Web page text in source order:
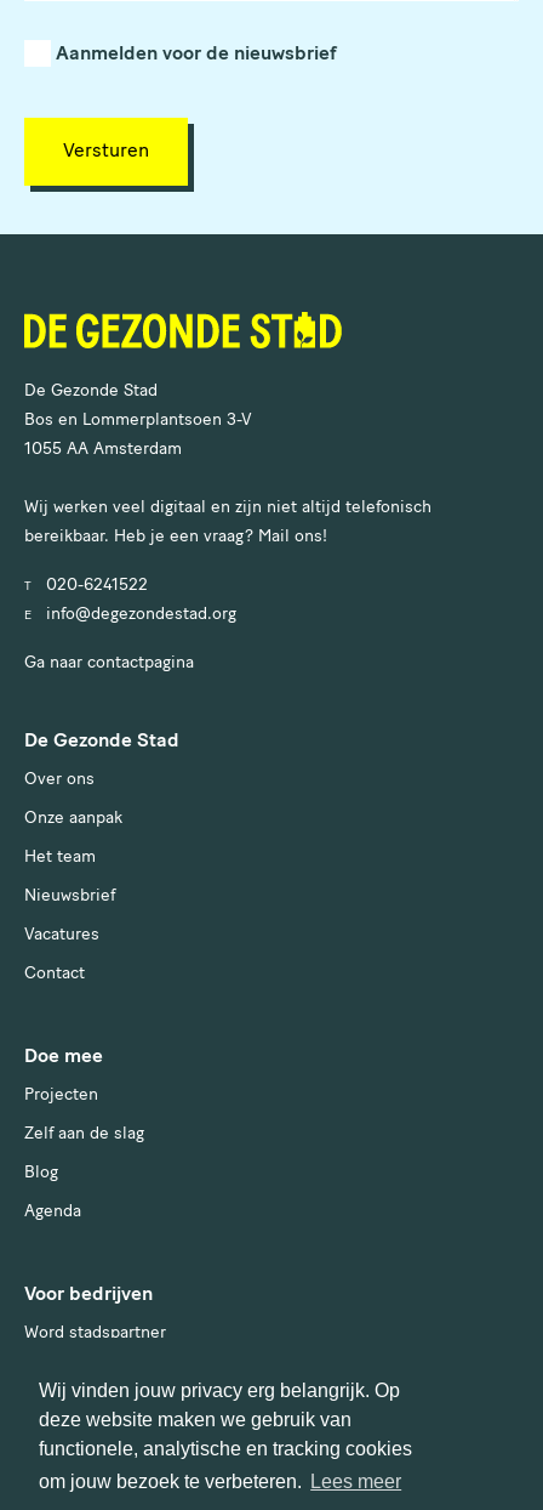
Wij vinden jouw privacy erg belangrijk. Op
deze website maken we gebruik van
functionele, analytische en tracking cookies
om jouw bezoek te verbeteren.
Lees meer
Aanmelden voor de nieuwsbrief
Versturen
De Gezonde Stad
Bos en Lommerplantsoen 3-V
1055 AA Amsterdam
Wij werken veel digitaal en zijn niet altijd telefonisch
bereikbaar. Heb je een vraag? Mail ons!
T 020-6241522
E info@degezondestad.org
Ga naar contactpagina
De Gezonde Stad
Over ons
Onze aanpak
Het team
Nieuwsbrief
Vacatures
Contact
Doe mee
Projecten
Zelf aan de slag
Blog
Agenda
Voor bedrijven
Word stadspartner